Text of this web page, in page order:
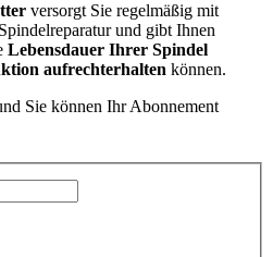
versorgt Sie regelmäßig mit
und gibt Ihnen
Lebensdauer Ihrer Spindel
aufrechterhalten können.
Sie können Ihr Abonnement